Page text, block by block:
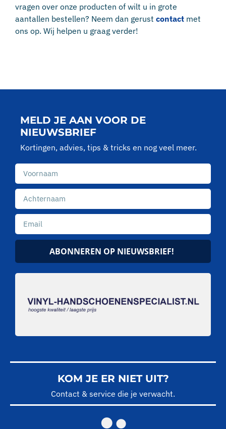
vragen over onze producten of wilt u in grote
aantallen bestellen? Neem dan gerust contact met
ons op. Wij helpen u graag verder!
MELD JE AAN VOOR DE
NIEUWSBRIEF
Kortingen, advies, tips & tricks en nog veel meer.
ABONNEREN OP NIEUWSBRIEF!
KOM JE ER NIET UIT?
Contact & service die je verwacht.